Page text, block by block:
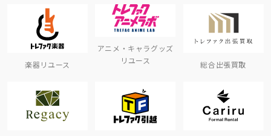
楽器リユース
アニメ・キャラグッズ
リユース
総合出張買取